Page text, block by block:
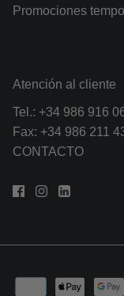
Promociones
Atención al cliente
Tel.: +34 986 916
Fax: +34 986 211
CONTACTO